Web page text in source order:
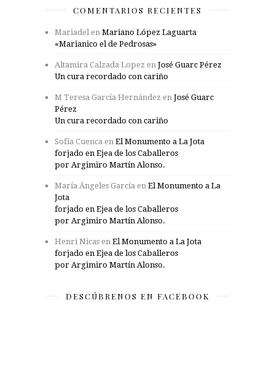
COMENTARIOS RECIENTES
Mariadel en Mariano López Laguarta
«Marianico el de Pedrosas»
Altamira Calzada Lopez en José Guarc Pérez
Un cura recordado con cariño
M Teresa García Hernández en José Guarc
Pérez
Un cura recordado con cariño
Sofía Cuenca en El Monumento a La Jota
forjado en Ejea de los Caballeros
por Argimiro Martín Alonso.
María Ángeles García en El Monumento a La
Jota
forjado en Ejea de los Caballeros
por Argimiro Martín Alonso.
Henri Nicas en El Monumento a La Jota
forjado en Ejea de los Caballeros
por Argimiro Martín Alonso.
DESCÚBRENOS EN FACEBOOK